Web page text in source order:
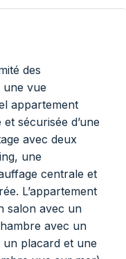
des
une vue
appartement
sécurisée d’une
avec deux
une
centrale et
L’appartement
salon avec un
avec un
placard et une